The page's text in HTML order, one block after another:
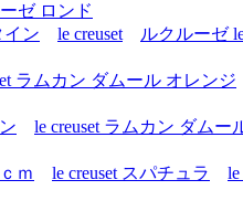
ゼ ロンド
イン
le creuset
ルクルーゼ
ラムカン ダムール オレンジ
le creuset ラムカン ダム
ｍ
le creuset スパチュラ
le